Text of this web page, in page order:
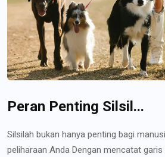
Peran Penting Silsil...
Silsilah bukan hanya penting bagi
peliharaan Anda Dengan mencatat